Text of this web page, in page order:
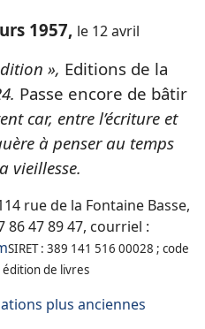
1957, le 12 avril
», Editions de la
Passe encore de bâtir
car, entre l’écriture et
à penser au temps
vieillesse.
rue de la Fontaine Basse,
86 47 89 47, courriel :
SIRET : 389 141 516 00028 ; code
édition de livres
plus anciennes